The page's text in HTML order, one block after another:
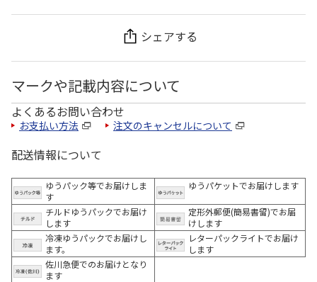
シェアする
マークや記載内容について
よくあるお問い合わせ
お支払い方法 注文のキャンセルについて
配送情報について
ゆうパック等でお届けしま
す
ゆうパケットでお届けします
チルドゆうパックでお届け
します
定形外郵便(簡易書留)でお届
けします
冷凍ゆうパックでお届けし
ます。
レターパックライトでお届け
します
佐川急便でのお届けとなり
ます